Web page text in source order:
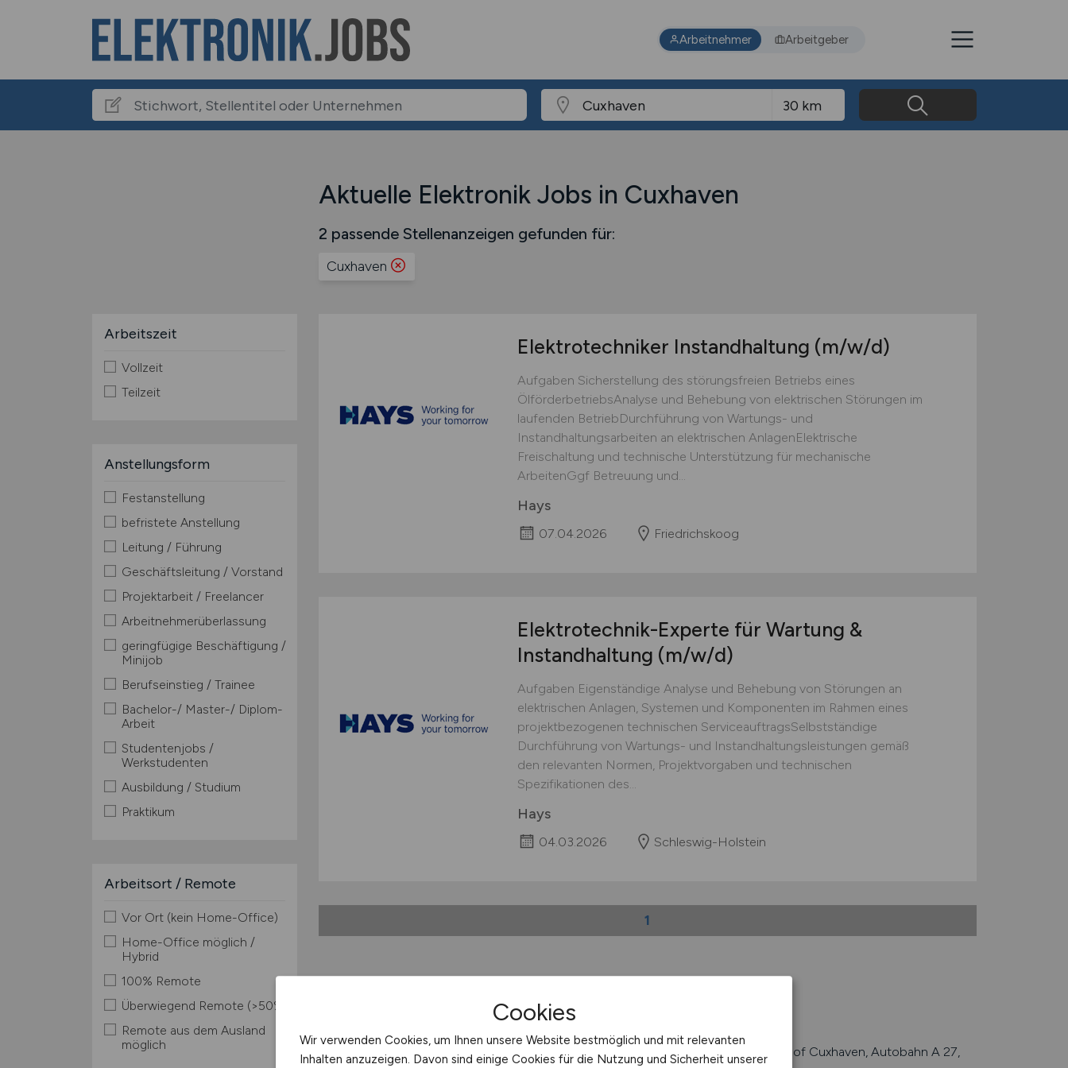
Arbeitnehmer Arbeitgeber
Aktuelle Elektronik Jobs in Cuxhaven
2 passende Stellenanzeigen gefunden für:
Cuxhaven
Arbeitszeit
Vollzeit
Teilzeit
Anstellungsform
Festanstellung
befristete Anstellung
Leitung / Führung
Geschäftsleitung / Vorstand
Projektarbeit / Freelancer
Arbeitnehmerüberlassung
geringfügige Beschäftigung /
Minijob
Berufseinstieg / Trainee
Bachelor-/ Master-/ Diplom-
Arbeit
Studentenjobs /
Werkstudenten
Ausbildung / Studium
Praktikum
Arbeitsort / Remote
Vor Ort (kein Home-Office)
Home-Office möglich /
Hybrid
100% Remote
Überwiegend Remote (>50%)
Remote aus dem Ausland
möglich
Elektrotechniker Instandhaltung (m/w/d)
Aufgaben Sicherstellung des störungsfreien Betriebs eines
ÖlförderbetriebsAnalyse und Behebung von elektrischen Störungen im
laufenden BetriebDurchführung von Wartungs- und
Instandhaltungsarbeiten an elektrischen AnlagenElektrische
Freischaltung und technische Unterstützung für mechanische
ArbeitenGgf Betreuung und...
Hays
07.04.2026 Friedrichskoog
Elektrotechnik-Experte für Wartung &
Instandhaltung (m/w/d)
Aufgaben Eigenständige Analyse und Behebung von Störungen an
elektrischen Anlagen, Systemen und Komponenten im Rahmen eines
projektbezogenen technischen ServiceauftragsSelbstständige
Durchführung von Wartungs- und Instandhaltungsleistungen gemäß
den relevanten Normen, Projektvorgaben und technischen
Spezifikationen des...
Hays
04.03.2026 Schleswig-Holstein
1
Verkehrsanbindungen: Fischereihafen Cuxhafen, Tiefwasserhafen Cuxport, Bahnhof Cuxhaven, Autobahn A 27,
Cookies
Wir verwenden Cookies, um Ihnen unsere Website bestmöglich und mit relevanten
Inhalten anzuzeigen. Davon sind einige Cookies für die Nutzung und Sicherheit unserer